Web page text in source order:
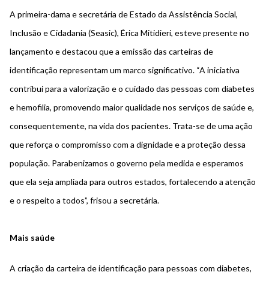
A primeira-dama e secretária de Estado da Assistência Social,
Inclusão e Cidadania (Seasic), Érica Mitidieri, esteve presente no
lançamento e destacou que a emissão das carteiras de
identificação representam um marco significativo. “A iniciativa
contribui para a valorização e o cuidado das pessoas com diabetes
e hemofilia, promovendo maior qualidade nos serviços de saúde e,
consequentemente, na vida dos pacientes. Trata-se de uma ação
que reforça o compromisso com a dignidade e a proteção dessa
população. Parabenizamos o governo pela medida e esperamos
que ela seja ampliada para outros estados, fortalecendo a atenção
e o respeito a todos”, frisou a secretária.
Mais saúde
A criação da carteira de identificação para pessoas com diabetes,